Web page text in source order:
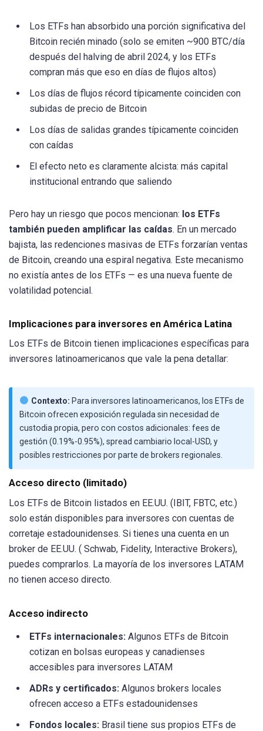
Los ETFs han absorbido una porción significativa del
Bitcoin recién minado (solo se emiten ~900 BTC/día
después del halving de abril 2024, y los ETFs
compran más que eso en días de flujos altos)
Los días de flujos récord típicamente coinciden con
subidas de precio de Bitcoin
Los días de salidas grandes típicamente coinciden
con caídas
El efecto neto es claramente alcista: más capital
institucional entrando que saliendo
Pero hay un riesgo que pocos mencionan: los ETFs
también pueden amplificar las caídas. En un mercado
bajista, las redenciones masivas de ETFs forzarían ventas
de Bitcoin, creando una espiral negativa. Este mecanismo
no existía antes de los ETFs — es una nueva fuente de
volatilidad potencial.
Implicaciones para inversores en América Latina
Los ETFs de Bitcoin tienen implicaciones específicas para
inversores latinoamericanos que vale la pena detallar:
Contexto: Para inversores latinoamericanos, los ETFs de
Bitcoin ofrecen exposición regulada sin necesidad de
custodia propia, pero con costos adicionales: fees de
gestión (0.19%-0.95%), spread cambiario local-USD, y
posibles restricciones por parte de brokers regionales.
Acceso directo (limitado)
Los ETFs de Bitcoin listados en EE.UU. (IBIT, FBTC, etc.)
solo están disponibles para inversores con cuentas de
corretaje estadounidenses. Si tienes una cuenta en un
broker de EE.UU. ( Schwab, Fidelity, Interactive Brokers),
puedes comprarlos. La mayoría de los inversores LATAM
no tienen acceso directo.
Acceso indirecto
ETFs internacionales: Algunos ETFs de Bitcoin
cotizan en bolsas europeas y canadienses
accesibles para inversores LATAM
ADRs y certificados: Algunos brokers locales
ofrecen acceso a ETFs estadounidenses
Fondos locales: Brasil tiene sus propios ETFs de